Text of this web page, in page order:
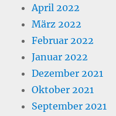
April 2022
März 2022
Februar 2022
Januar 2022
Dezember 2021
Oktober 2021
September 2021